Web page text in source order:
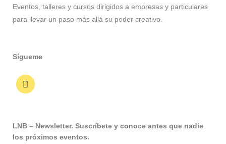
Eventos, talleres y cursos dirigidos a empresas y particulares
para llevar un paso más allá su poder creativo.
Sígueme
LNB – Newsletter. Suscríbete y conoce antes que nadie
los próximos eventos.